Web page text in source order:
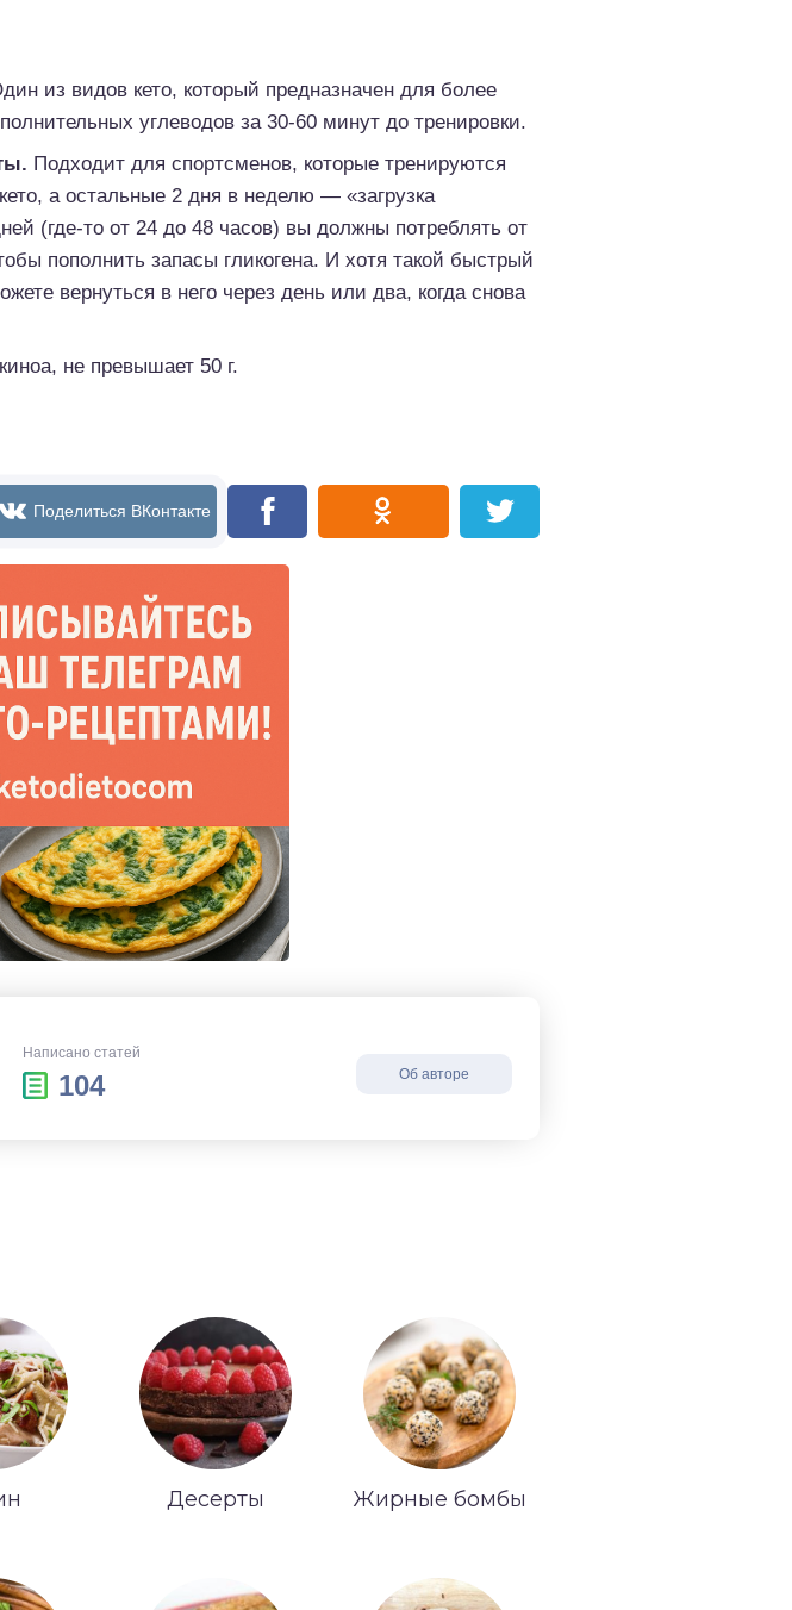
из видов кето, который предназначен для более
углеводов за 30-60 минут до тренировки.
Подходит для спортсменов, которые тренируются
а остальные 2 дня в неделю — «загрузка
(где-то от 24 до 48 часов) вы должны потреблять от
пополнить запасы гликогена. И хотя такой быстрый
вернуться в него через день или два, когда снова
не превышает 50 г.
Написано статей
104 Об авторе
Десерты Жирные бомбы